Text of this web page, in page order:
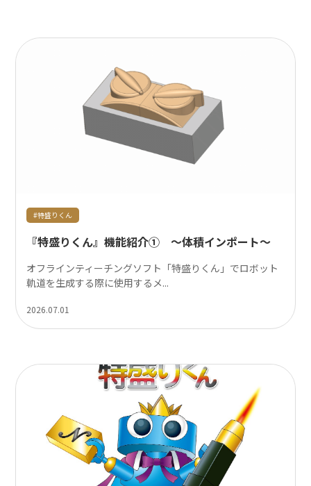
2026.07.01
#特盛りくん
『特盛りくん』機能紹介① ～体積インポート～
オフラインティーチングソフト「特盛りくん」でロボット
軌道を生成する際に使用するメ...